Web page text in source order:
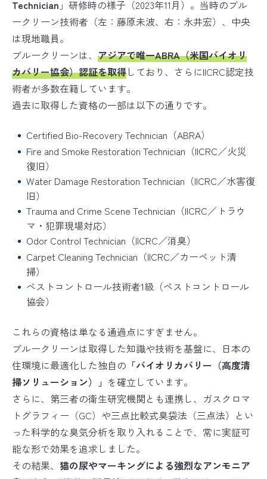
Technician 」研修時の様子（2023年11月）。当時のブル
ークリーン技術者（左：藤原未波、右：永井宏）、中央
は現地職員。
ブルークリーンは、 アジアで唯一ABRA（米国バイオリ
カバリー協会）認証を取得しており、さらにIICRC認定技
術者が多数在籍しています。
過去に取得した資格の一部は以下の通りです。
Certified Bio-Recovery Technician（ABRA）
Fire and Smoke Restoration Technician（IICRC／火災
復旧）
Water Damage Restoration Technician（IICRC／水害復
旧）
Trauma and Crime Scene Technician（IICRC／トラウ
マ・犯罪現場対応）
Odor Control Technician（IICRC／消臭）
Carpet Cleaning Technician（IICRC／カーペット清
掃）
ペストコントロール技術者1級（ペストコントロール
協会）
これらの資格は単なる通過点にすぎません。
ブルークリーンは取得した知識や技術を基盤に、日本の
住環境に最適化した独自の 「バイオリカバリー（高度清
掃ソリューション）」 を確立しています。
さらに、第三者の衛生研究機関とも連携し、ガスクロマ
トグラフィー（GC）や三点比較式臭袋法（三点法）とい
った科学的な臭気分析を取り入れることで、常に実証可
能な形で効果を追求しました。
その結果、 猫の尿やマーキングによる強烈なアンモニア